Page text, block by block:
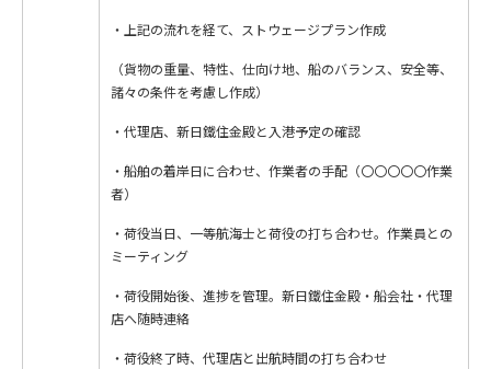
・上記の流れを経て、ストウェージプラン作成
（貨物の重量、特性、仕向け地、船のバランス、安全等、
諸々の条件を考慮し作成）
・代理店、新日鐵住金殿と入港予定の確認
・船舶の着岸日に合わせ、作業者の手配（〇〇〇〇〇作業
者）
・荷役当日、一等航海士と荷役の打ち合わせ。作業員との
ミーティング
・荷役開始後、進捗を管理。新日鐵住金殿・船会社・代理
店へ随時連絡
・荷役終了時、代理店と出航時間の打ち合わせ